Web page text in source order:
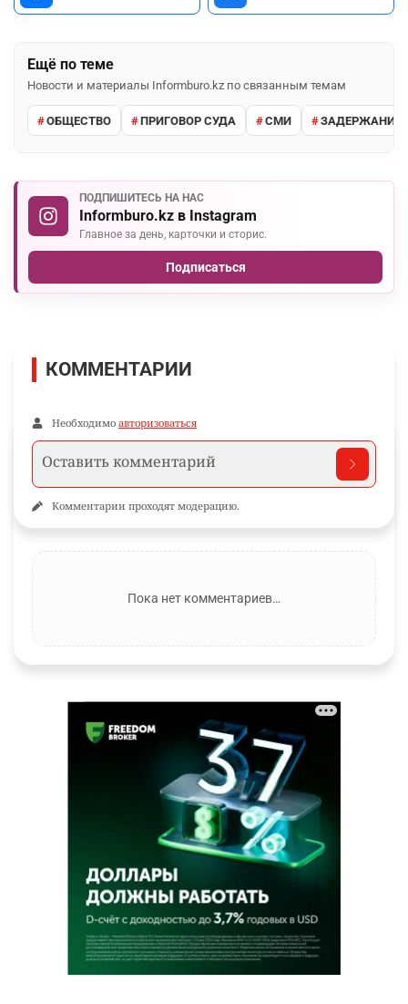
Ещё по теме
Новости и материалы Informburo.kz по связанным темам
ОБЩЕСТВО ПРИГОВОР СУДА СМИ ЗАДЕРЖАНИЕ
ПОДПИШИТЕСЬ НА НАС
Informburo.kz в Instagram
Главное за день, карточки и сторис.
Подписаться
КОММЕНТАРИИ
Необходимо авторизоваться
Комментарии проходят модерацию.
Пока нет комментариев…